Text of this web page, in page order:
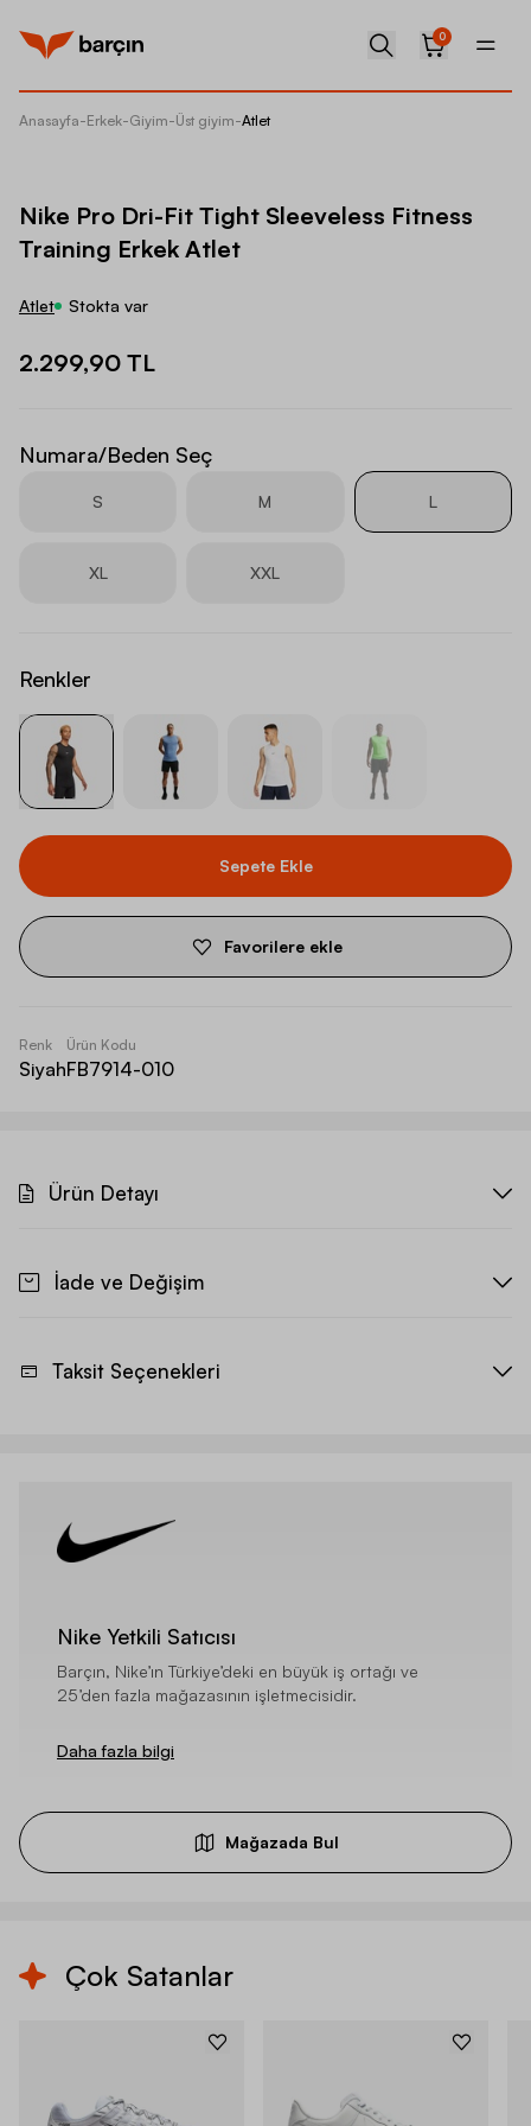
0
Anasayfa-Erkek-Giyim-Üst giyim-Atlet
Nike Pro Dri-Fit Tight Sleeveless Fitness
Training Erkek Atlet
Atlet Stokta var
2.299,90 TL
Numara/Beden Seç
S M L
XL XXL
Renkler
Sepete Ekle
Favorilere ekle
Renk
Siyah
Ürün Kodu
FB7914-010
Ürün Detayı
İade ve Değişim
Taksit Seçenekleri
Nike Yetkili Satıcısı
Barçın, Nike’ın Türkiye’deki en büyük iş ortağı ve
25’den fazla mağazasının işletmecisidir.
Daha fazla bilgi
Mağazada Bul
Çok Satanlar